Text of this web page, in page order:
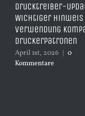
Drucktreiber-
Wichtiger
Verwendung
Druckerpatronen
April 1st, 2026 | 0
Kommentare